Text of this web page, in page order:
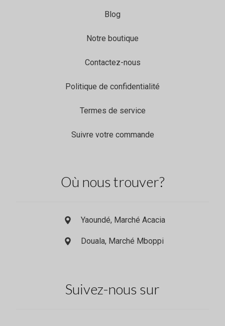
Blog
Notre boutique
Contactez-nous
Politique de confidentialité
Termes de service
Suivre votre commande
Où nous trouver?
Yaoundé, Marché Acacia
Douala, Marché Mboppi
Suivez-nous sur